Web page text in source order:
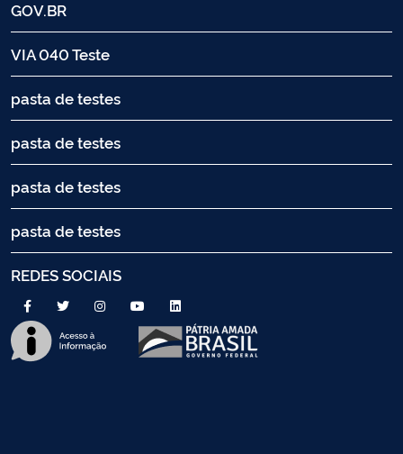
GOV.BR
VIA 040 Teste
pasta de testes
pasta de testes
pasta de testes
pasta de testes
REDES SOCIAIS